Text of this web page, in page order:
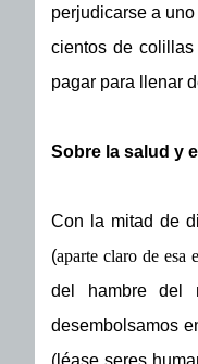
perjudicarse a
cientos de
pagar para llenar
Sobre la salud y
Con la mitad de
(aparte claro de esa
del hambre del
desembolsamos
(léase seres